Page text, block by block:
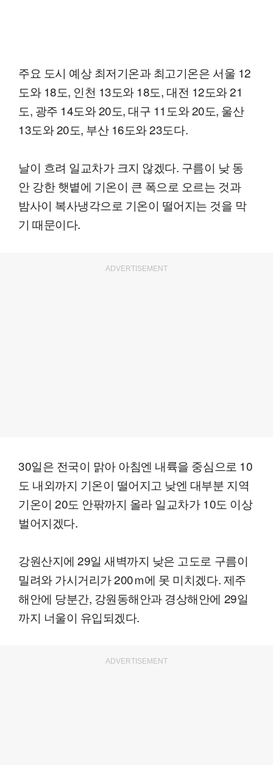
주요 도시 예상 최저기온과 최고기온은 서울 12
도와 18도, 인천 13도와 18도, 대전 12도와 21
도, 광주 14도와 20도, 대구 11도와 20도, 울산
13도와 20도, 부산 16도와 23도다.
날이 흐려 일교차가 크지 않겠다. 구름이 낮 동
안 강한 햇볕에 기온이 큰 폭으로 오르는 것과
밤사이 복사냉각으로 기온이 떨어지는 것을 막
기 때문이다.
ADVERTISEMENT
30일은 전국이 맑아 아침엔 내륙을 중심으로 10
도 내외까지 기온이 떨어지고 낮엔 대부분 지역
기온이 20도 안팎까지 올라 일교차가 10도 이상
벌어지겠다.
강원산지에 29일 새벽까지 낮은 고도로 구름이
밀려와 가시거리가 200ｍ에 못 미치겠다. 제주
해안에 당분간, 강원동해안과 경상해안에 29일
까지 너울이 유입되겠다.
ADVERTISEMENT